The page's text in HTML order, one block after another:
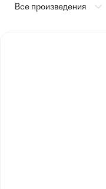
Все произведения